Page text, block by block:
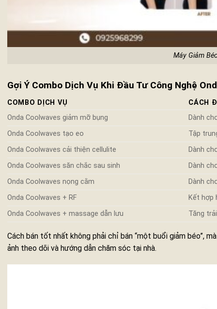
Máy Giảm
Gợi Ý Combo Dịch Vụ Khi Đầu Tư Công Nghệ
COMBO DỊCH VỤ
CÁCH
Onda Coolwaves giảm mỡ bụng
Dành
Onda Coolwaves tạo eo
Tập
Onda Coolwaves cải thiện cellulite
Dành
Onda Coolwaves săn chắc sau sinh
Dành
Onda Coolwaves nọng cằm
Dành
Onda Coolwaves + RF
Kết hợp
Onda Coolwaves + massage dẫn lưu
Tăng
Cách bán tốt nhất không phải chỉ bán “một buổi giảm béo”,
ảnh theo dõi và hướng dẫn chăm sóc tại nhà.